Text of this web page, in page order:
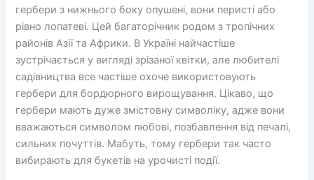
гербери з нижнього боку опушені, вони перисті або
рівно лопатеві. Цей багаторічник родом з тропічних
районів Азії та Африки. В Україні найчастіше
зустрічається у вигляді зрізаної квітки, але любителі
садівництва все частіше охоче використовують
гербери для бордюрного вирощування. Цікаво, що
гербери мають дуже змістовну символіку, адже вони
вважаються символом любові, позбавлення від печалі,
сильних почуттів. Мабуть, тому гербери так часто
вибирають для букетів на урочисті події.